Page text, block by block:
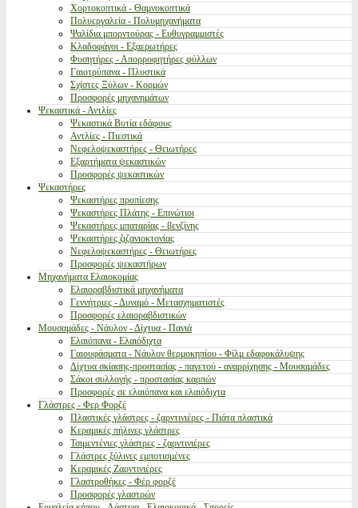
Χορτοκοπτικά - Θαμνοκοπτικά
Πολυεργαλεία - Πολυμηχανήματα
Ψαλίδια μπορντούρας - Ευθυγραμμιστές
Κλαδοφάγοι - Εξαερωτήρες
Φυσητήρες - Απορροφητήρες φύλλων
Γαιοτρύπανα - Πλυστικά
Σχίστες Ξύλων - Κορμών
Προσφορές μηχανημάτων
Ψεκαστικά - Αντλίες
Ψεκαστικά Βυτία εδάφους
Αντλίες - Πιεστικά
Νεφελοψεκαστήρες - Θειωτήρες
Εξαρτήματα ψεκαστικών
Προσφορές ψεκαστικών
Ψεκαστήρες
Ψεκαστήρες προπίεσης
Ψεκαστήρες Πλάτης - Επινώτιοι
Ψεκαστήρες μπαταρίας - βενζίνης
Ψεκαστήρες ζιζανιοκτονίας
Νεφελοψεκαστήρες - Θειωτήρες
Προσφορές ψεκαστήρων
Μηχανήματα Ελαιοκομίας
Ελαιοραβδιστικά μηχανήματα
Γεννήτριες - Δυναμό - Μετασχηματιστές
Προσφορές ελαιοραβδιστικών
Μουσαμάδες - Νάυλον - Δίχτυα - Πανιά
Ελαιόπανα - Ελαιόδιχτα
Γαιουφάσματα - Νάυλον θερμοκηπίου - Φίλμ εδαφοκάλυψης
Δίχτυα σκίασης-προστασίας - παγετού - αναρρίχησης - Μουσαμάδες
Σάκοι συλλογής - προστασίας καρπών
Προσφορές σε ελαιόπανα και ελαιόδιχτα
Γλάστρες - Φερ Φορζέ
Πλαστικές γλάστρες - ζαρντινιέρες - Πιάτα πλαστικά
Κεραμικές πήλινες γλάστρες
Τσιμεντένιες γλάστρες - ζαρντινιέρες
Γλάστρες ξύλινες εμποτισμένες
Κεραμικές Ζαρντινιέρες
Γλαστροθήκες - Φέρ φορζέ
Προσφορές γλαστρών